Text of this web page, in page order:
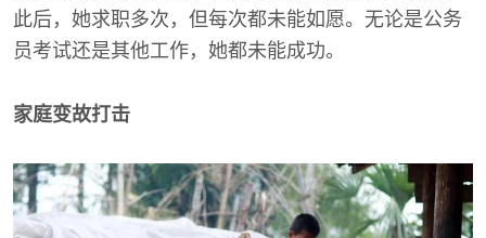
此后，她求职多次，但每次都未能如愿。无论是公务
员考试还是其他工作，她都未能成功。
家庭变故打击